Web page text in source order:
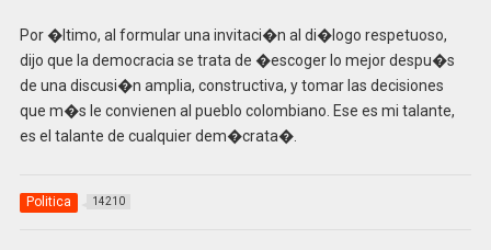
Por �ltimo, al formular una invitaci�n al di�logo respetuoso,
dijo que la democracia se trata de �escoger lo mejor despu�s
de una discusi�n amplia, constructiva, y tomar las decisiones
que m�s le convienen al pueblo colombiano. Ese es mi talante,
es el talante de cualquier dem�crata�.
Politica 14210